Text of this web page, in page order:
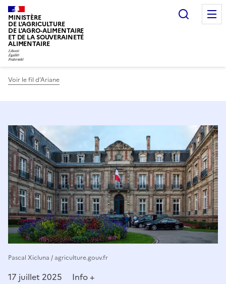
MINISTÈRE
DE L'AGRICULTURE
DE L'AGRO-ALIMENTAIRE
ET DE LA SOUVERAINETÉ
ALIMENTAIRE
Voir le fil d’Ariane
Pascal Xicluna / agriculture.gouv.fr
17 juillet 2025 Info +